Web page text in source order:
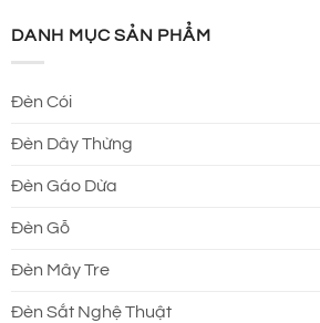
DANH MỤC SẢN PHẨM
Đèn Cói
Đèn Dây Thừng
Đèn Gáo Dừa
Đèn Gỗ
Đèn Mây Tre
Đèn Sắt Nghệ Thuật